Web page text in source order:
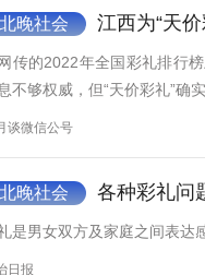
，接着下午，向那个
向这个被告朱某支付了
在男方老家举办了婚
北晚社会 江西为“天
传的2022年全国彩礼排行
不够权威，但“天价彩礼”确
谈微信公号
北晚社会 各种彩礼问
是男女双方及家庭之间表达
日报